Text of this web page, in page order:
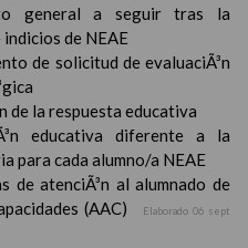
general a seguir tras la
indicios de NEAE
de solicitud de evaluaciÃ³n
de la respuesta educativa
educativa diferente a la
para cada alumno/a NEAE
de atenciÃ³n al alumnado de
(AAC)
Elaborado 06 sept